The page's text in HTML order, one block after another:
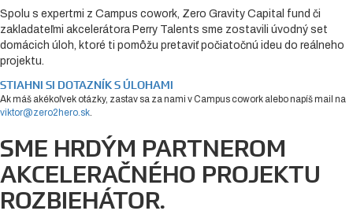
Spolu s expertmi z Campus cowork, Zero Gravity Capital fund či
zakladateľmi akcelerátora Perry Talents sme zostavili úvodný set
domácich úloh, ktoré ti pomôžu pretaviť počiatočnú ideu do reálneho
projektu.
STIAHNI SI DOTAZNÍK S ÚLOHAMI
Ak máš akékoľvek otázky, zastav sa za nami v Campus cowork alebo napíš mail na
viktor@zero2hero.sk
SME HRDÝM PARTNEROM
AKCELERAČNÉHO PROJEKTU
ROZBIEHÁTOR.